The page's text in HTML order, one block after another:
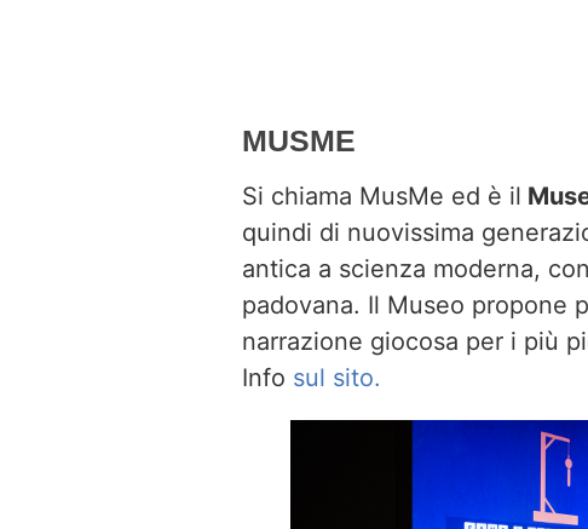
MUSME
Si chiama MusMe ed è il
quindi di nuovissima
antica a scienza moderna,
padovana. Il Museo propone
narrazione giocosa per i più
Info sul sito.